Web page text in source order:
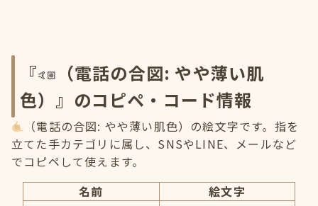
『
（電話の合図: やや薄い肌
色）』のコピペ・コード情報
（電話の合図: やや薄い肌色）の絵文字です。指を
立てた手カテゴリに属し、SNSやLINE、メールなど
でコピペして使えます。
名前
絵文字